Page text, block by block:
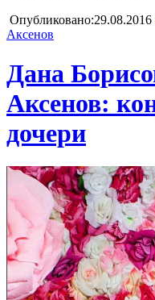
Опубликовано:29.08.2016
Аксенов
Дана
Аксенов:
дочери